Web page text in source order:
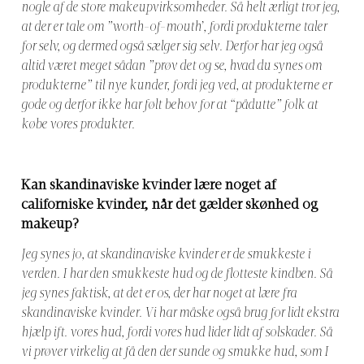
nogle af de store makeupvirksomheder. Så helt ærligt tror jeg,
at der er tale om ”worth-of-mouth’, fordi produkterne taler
for selv, og dermed også sælger sig selv. Derfor har jeg også
altid været meget sådan ”prøv det og se, hvad du synes om
produkterne” til nye kunder, fordi jeg ved, at produkterne er
gode og derfor ikke har følt behov for at “pådutte” folk at
købe vores produkter.
Kan skandinaviske kvinder lære noget af
californiske kvinder, når det gælder skønhed og
makeup?
Jeg synes jo, at skandinaviske kvinder er de smukkeste i
verden. I har den smukkeste hud og de flotteste kindben. Så
jeg synes faktisk, at det er os, der har noget at lære fra
skandinaviske kvinder. Vi har måske også brug for lidt ekstra
hjælp ift. vores hud, fordi vores hud lider lidt af solskader. Så
vi prøver virkelig at få den der sunde og smukke hud, som I